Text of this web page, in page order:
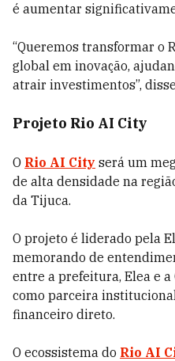
é aumentar
“Queremos transformar o
global em inovação,
atrair investimentos”,
Projeto Rio AI City
O Rio AI City será um
de alta densidade na
da Tijuca.
O projeto é liderado pela
memorando de
entre a prefeitura, Elea e a
como parceira
financeiro direto.
O ecossistema do Rio AI